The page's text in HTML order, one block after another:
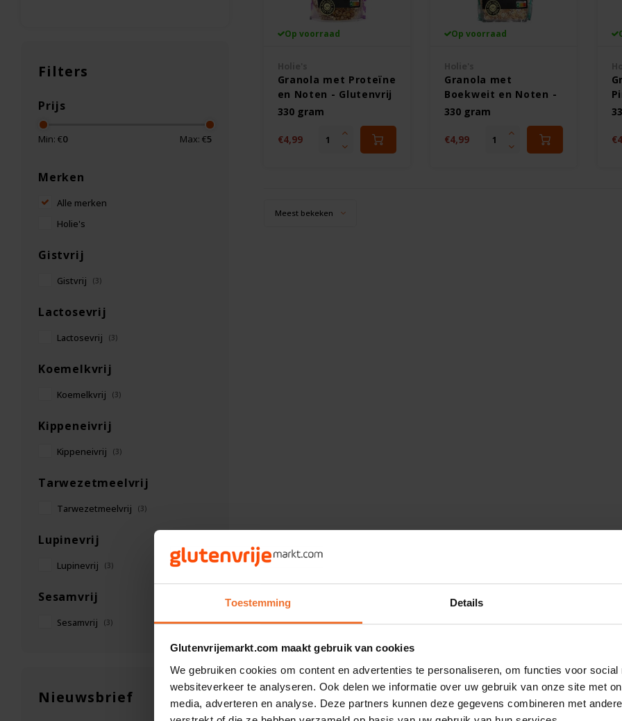
Toestemming Details
Glutenvrijemarkt.com maakt gebruik van cookies
We gebruiken cookies om content en advertenties te personaliseren, om functies voor social
websiteverkeer te analyseren. Ook delen we informatie over uw gebruik van onze site met
media, adverteren en analyse. Deze partners kunnen deze gegevens combineren met
Filters
Prijs
Min: €0 Max: €5
Merken
Alle merken
Holie's
Gistvrij
Gistvrij (3)
Lactosevrij
Lactosevrij (3)
Koemelkvrij
Koemelkvrij (3)
Kippeneivrij
Kippeneivrij (3)
Tarwezetmeelvrij
Tarwezetmeelvrij (3)
Lupinevrij
Lupinevrij (3)
Sesamvrij
Sesamvrij (3)
Nieuwsbrief
Op voorraad
Granola met Proteïne
en Noten - Glutenvrij
330 gram
€4,99
Op voorraad
Granola met
Boekweit en Noten -
Glutenvrij
330 gram
€4,99
Meest bekeken